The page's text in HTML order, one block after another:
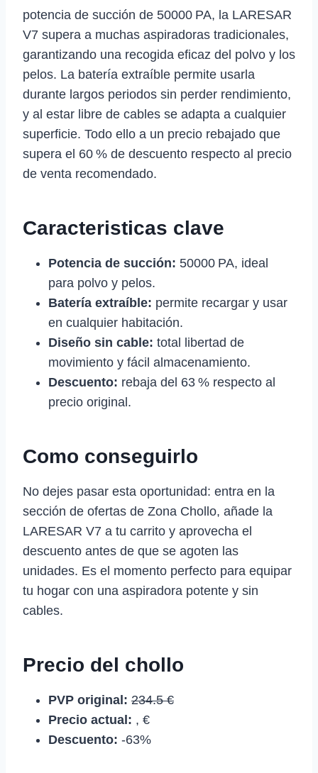
potencia de succión de 50000 PA, la LARESAR
V7 supera a muchas aspiradoras tradicionales,
garantizando una recogida eficaz del polvo y los
pelos. La batería extraíble permite usarla
durante largos periodos sin perder rendimiento,
y al estar libre de cables se adapta a cualquier
superficie. Todo ello a un precio rebajado que
supera el 60 % de descuento respecto al precio
de venta recomendado.
Caracteristicas clave
Potencia de succión: 50000 PA, ideal
para polvo y pelos.
Batería extraíble: permite recargar y usar
en cualquier habitación.
Diseño sin cable: total libertad de
movimiento y fácil almacenamiento.
Descuento: rebaja del 63 % respecto al
precio original.
Como conseguirlo
No dejes pasar esta oportunidad: entra en la
sección de ofertas de Zona Chollo, añade la
LARESAR V7 a tu carrito y aprovecha el
descuento antes de que se agoten las
unidades. Es el momento perfecto para equipar
tu hogar con una aspiradora potente y sin
cables.
Precio del chollo
PVP original: 234.5 €
Precio actual: , €
Descuento: -63%